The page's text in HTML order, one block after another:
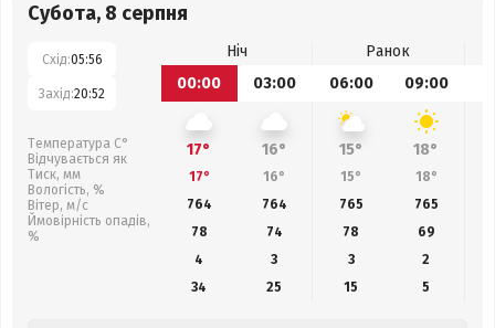
Субота, 8 серпня
Схід:05:56
Захід:20:52
Температура С°
Відчувається як
Тиск, мм
Вологість, %
Вітер, м/с
Ймовірність опадів,
%
Ніч
Ранок
00:00
03:00 06:00 09:00
17° 16° 15° 18°
17° 16° 15° 18°
764
764 765 765
78
74 78 69
4
3 3
2
34
25 15 5